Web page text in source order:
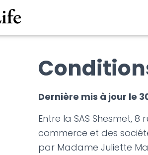
Dernière mis à jour le
Entre la SAS Shesmet,
commerce et des
par Madame Juliette